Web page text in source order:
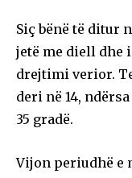
Siç bënë të ditur
jetë me diell dhe
drejtimi verior.
deri në 14,
35 gradë.
Vijon periudhë e